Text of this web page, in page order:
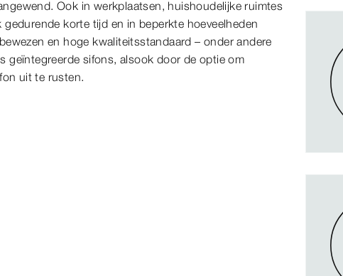
Ook in werkplaatsen, huishoudelijke ruimtes
korte tijd en in beperkte hoeveelheden
en hoge kwaliteitsstandaard – onder andere
geïntegreerde sifons, alsook door de optie om
uit te rusten.